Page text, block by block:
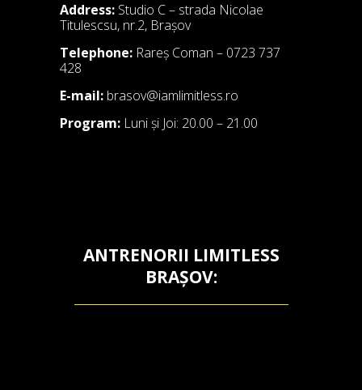
Address: Studio C – strada Nicolae
Titulescsu, nr.2, Brașov
Telephone: Rareș Coman – 0723 737
428
E-mail: brasov@iamlimitless.ro
Program: Luni și Joi: 20.00 – 21.00
ANTRENORII LIMITLESS
BRAȘOV: